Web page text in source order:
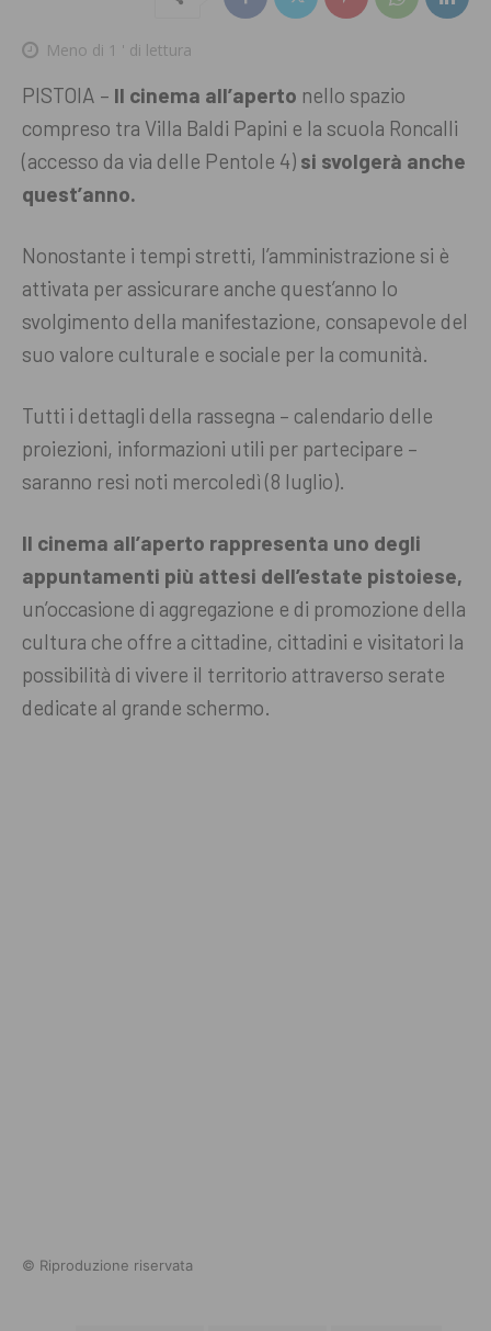
Meno di 1 ' di lettura
PISTOIA – Il cinema all’aperto nello spazio
compreso tra Villa Baldi Papini e la scuola Roncalli
(accesso da via delle Pentole 4) si svolgerà anche
quest’anno.
Nonostante i tempi stretti, l’amministrazione si è
attivata per assicurare anche quest’anno lo
svolgimento della manifestazione, consapevole del
suo valore culturale e sociale per la comunità.
Tutti i dettagli della rassegna – calendario delle
proiezioni, informazioni utili per partecipare –
saranno resi noti mercoledì (8 luglio).
Il cinema all’aperto rappresenta uno degli
appuntamenti più attesi dell’estate pistoiese,
un’occasione di aggregazione e di promozione della
cultura che offre a cittadine, cittadini e visitatori la
possibilità di vivere il territorio attraverso serate
dedicate al grande schermo.
© Riproduzione riservata